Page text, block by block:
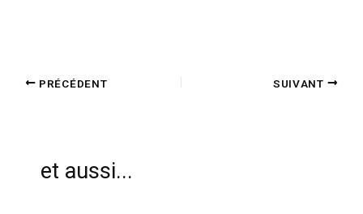
PRÉCÉDENT SUIVANT
et aussi...